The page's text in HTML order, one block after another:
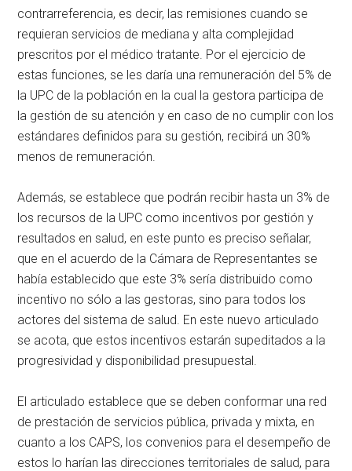
contrarreferencia, es decir, las remisiones cuando se
requieran servicios de mediana y alta complejidad
prescritos por el médico tratante. Por el ejercicio de
estas funciones, se les daría una remuneración del 5% de
la UPC de la población en la cual la gestora participa de
la gestión de su atención y en caso de no cumplir con los
estándares definidos para su gestión, recibirá un 30%
menos de remuneración.
Además, se establece que podrán recibir hasta un 3% de
los recursos de la UPC como incentivos por gestión y
resultados en salud, en este punto es preciso señalar,
que en el acuerdo de la Cámara de Representantes se
había establecido que este 3% sería distribuido como
incentivo no sólo a las gestoras, sino para todos los
actores del sistema de salud. En este nuevo articulado
se acota, que estos incentivos estarán supeditados a la
progresividad y disponibilidad presupuestal.
El articulado establece que se deben conformar una red
de prestación de servicios pública, privada y mixta, en
cuanto a los CAPS, los convenios para el desempeño de
estos lo harían las direcciones territoriales de salud, para